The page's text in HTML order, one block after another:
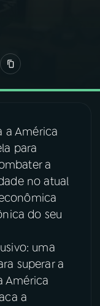
a América
para
a
no atual
do seu
uma
superar a
América
a